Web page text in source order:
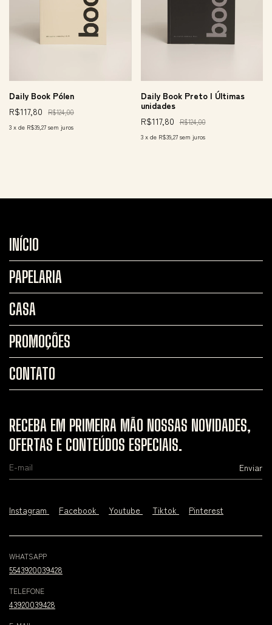
Daily Book Pólen
R$117,80
R$124,00
3 x de R$39,27 sem juros
Daily Book Preto | Últimas
unidades
R$117,80 R$124,00
3 x de R$39,27 sem juros
INÍCIO
PAPELARIA
CASA
PROMOÇÕES
CONTATO
RECEBA EM PRIMEIRA MÃO NOSSAS NOVIDADES,
OFERTAS E CONTEÚDOS ESPECIAIS.
Instagram Facebook Youtube Tiktok Pinterest
WHATSAPP
5543920039428
TELEFONE
43920039428